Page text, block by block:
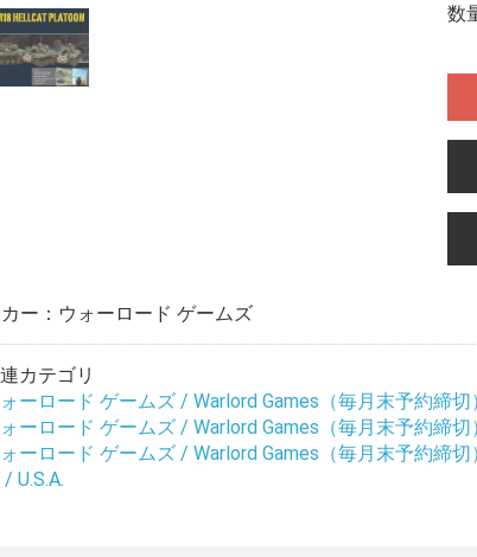
数
カー：ウォーロード ゲームズ
カテゴリ
ーロード ゲームズ / Warlord Games（毎月末予約締切
ーロード ゲームズ / Warlord Games（毎月末予約締切
ーロード ゲームズ / Warlord Games（毎月末予約締切
/ U.S.A.